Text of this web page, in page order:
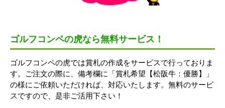
ゴルフコンペの虎なら無料サービス！
ゴルフコンペの虎では賞札の作成をサービスで行っておりま
す。ご注文の際に、備考欄に「賞札希望【松阪牛：優勝】」
の様にご依頼いただければ、対応いたします。無料のサービ
スですので、是非ご活用下さい！